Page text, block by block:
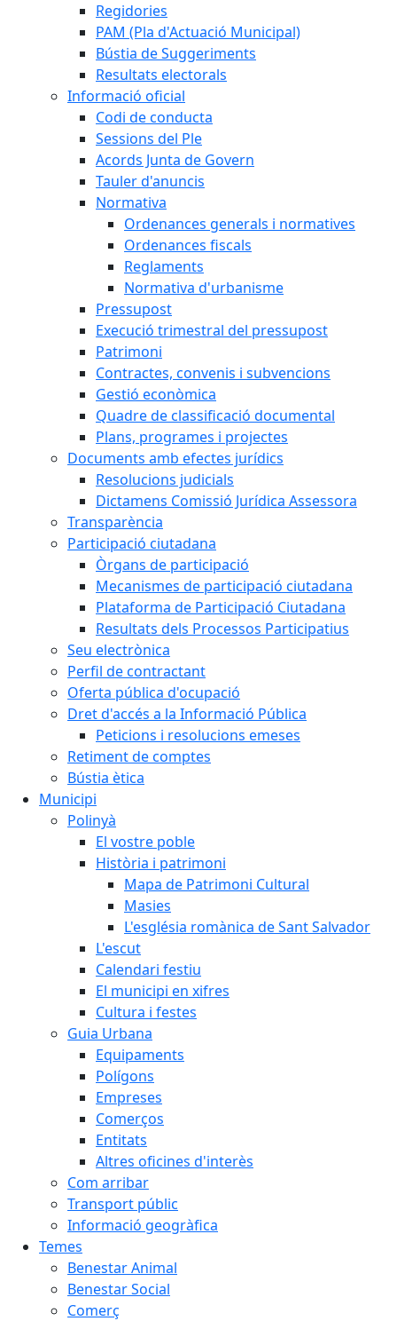
Regidories
PAM (Pla d'Actuació Municipal)
Bústia de Suggeriments
Resultats electorals
Informació oficial
Codi de conducta
Sessions del Ple
Acords Junta de Govern
Tauler d'anuncis
Normativa
Ordenances generals i normatives
Ordenances fiscals
Reglaments
Normativa d'urbanisme
Pressupost
Execució trimestral del pressupost
Patrimoni
Contractes, convenis i subvencions
Gestió econòmica
Quadre de classificació documental
Plans, programes i projectes
Documents amb efectes jurídics
Resolucions judicials
Dictamens Comissió Jurídica Assessora
Transparència
Participació ciutadana
Òrgans de participació
Mecanismes de participació ciutadana
Plataforma de Participació Ciutadana
Resultats dels Processos Participatius
Seu electrònica
Perfil de contractant
Oferta pública d'ocupació
Dret d'accés a la Informació Pública
Peticions i resolucions emeses
Retiment de comptes
Bústia ètica
Municipi
Polinyà
El vostre poble
Història i patrimoni
Mapa de Patrimoni Cultural
Masies
L'església romànica de Sant Salvador
L'escut
Calendari festiu
El municipi en xifres
Cultura i festes
Guia Urbana
Equipaments
Polígons
Empreses
Comerços
Entitats
Altres oficines d'interès
Com arribar
Transport públic
Informació geogràfica
Temes
Benestar Animal
Benestar Social
Comerç